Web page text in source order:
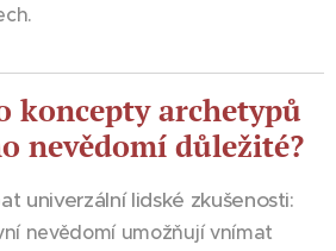
koncepty archetypů
nevědomí důležité?
univerzální lidské zkušenosti:
nevědomí umožňují vnímat